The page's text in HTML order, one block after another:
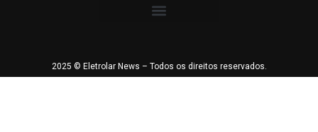
2025 © Eletrolar News – Todos os direitos reservados.